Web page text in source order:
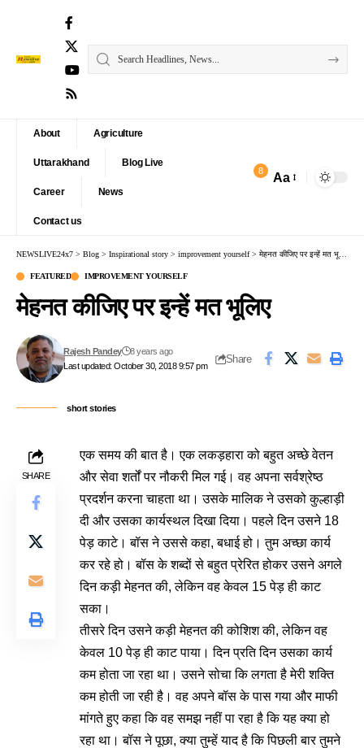
About Agriculture
Uttarakhand Blog Live
Career News
Contact us
8 Aa
NEWSLIVE24x7 > Blog > Inspirational story > improvement yourself> मेहनत कीजिए पर इन्हें मत भूलिए
FEATURED IMPROVEMENT YOURSELF
मेहनत कीजिए पर इन्हें मत भूलिए
Last updated: October 30, 2018 9:57 pm
Rajesh Pandey 8 years ago
Share
short stories
SHARE
एक समय की बात है। एक लकड़हारा को बहुत अच्छे वेतन
और सेवा शर्तों पर नौकरी मिल गई। वह अपना सर्वश्रेष्ठ
प्रदर्शन करना चाहता था। उसके मालिक ने उसको कुल्हाड़ी
दी और उसका कार्यस्थल दिखा दिया। पहले दिन उसने 18
पेड़ काटे। बॉस ने उससे कहा, बधाई हो। तुम अच्छा कार्य
कर रहे हो। बॉस के शब्दों से बहुत प्रेरित होकर उसने अगले
दिन कड़ी मेहनत की, लेकिन वह केवल 15 पेड़ ही काट
सका।
तीसरे दिन उसने कड़ी मेहनत की कोशिश की, लेकिन वह
केवल 10 पेड़ ही काट पाया। दिन प्रति दिन उसका कार्य
कम होता जा रहा था। उसने सोचा कि लगता है मेरी शक्ति
कम होती जा रही है। वह अपने बॉस के पास गया और माफी
मांगते हुए कहा कि वह समझ नहीं पा रहा है कि यह क्या हो
रहा था। बॉस ने पूछा, क्या तुम्हें याद है कि पिछली बार तुमने